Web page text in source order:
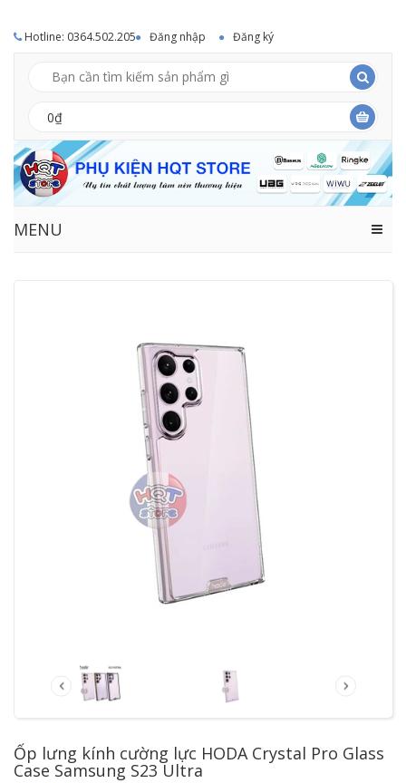
Hotline: 0364.502.205 Đăng nhập Đăng ký
0₫
MENU
Ốp lưng kính cường lực HODA Crystal Pro Glass
Case Samsung S23 Ultra